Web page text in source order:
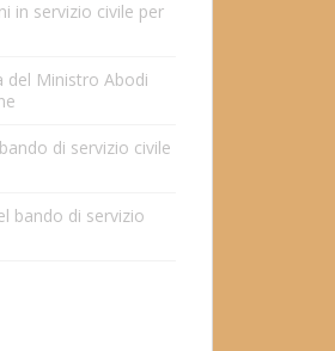
in servizio civile per
del Ministro Abodi
di servizio civile
bando di servizio